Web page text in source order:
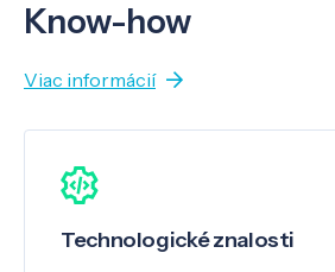
Know-how
Viac informácií
Technologické znalosti